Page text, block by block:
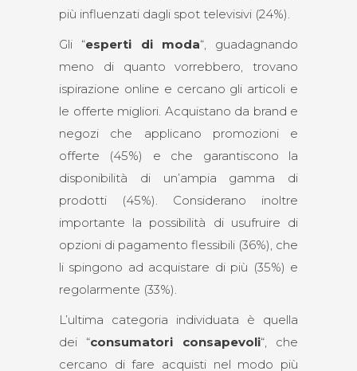
più influenzati dagli spot televisivi (24%).
Gli “esperti di moda“, guadagnando
meno di quanto vorrebbero, trovano
ispirazione online e cercano gli articoli e
le offerte migliori. Acquistano da brand e
negozi che applicano promozioni e
offerte (45%) e che garantiscono la
disponibilità di un’ampia gamma di
prodotti (45%). Considerano inoltre
importante la possibilità di usufruire di
opzioni di pagamento flessibili (36%), che
li spingono ad acquistare di più (35%) e
regolarmente (33%).
L’ultima categoria individuata è quella
dei “consumatori consapevoli“, che
cercano di fare acquisti nel modo più